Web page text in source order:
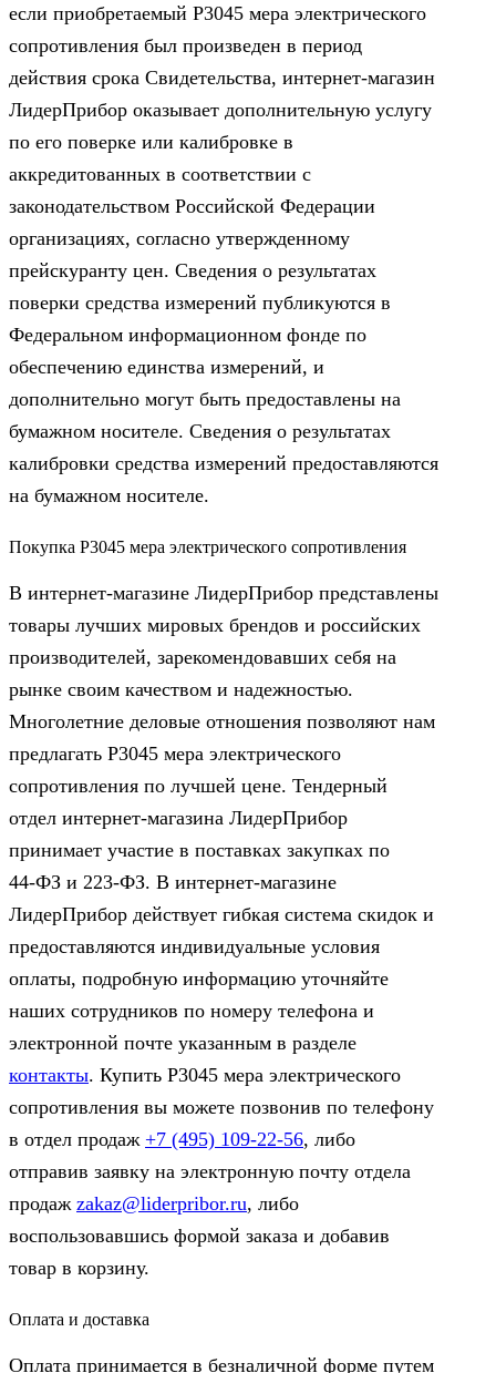
если приобретаемый Р3045 мера электрического
сопротивления был произведен в период
действия срока Свидетельства, интернет-магазин
ЛидерПрибор оказывает дополнительную услугу
по его поверке или калибровке в
аккредитованных в соответствии с
законодательством Российской Федерации
организациях, согласно утвержденному
прейскуранту цен. Сведения о результатах
поверки средства измерений публикуются в
Федеральном информационном фонде по
обеспечению единства измерений, и
дополнительно могут быть предоставлены на
бумажном носителе. Сведения о результатах
калибровки средства измерений предоставляются
на бумажном носителе.
Покупка Р3045 мера электрического сопротивления
В интернет-магазине ЛидерПрибор представлены
товары лучших мировых брендов и российских
производителей, зарекомендовавших себя на
рынке своим качеством и надежностью.
Многолетние деловые отношения позволяют нам
предлагать Р3045 мера электрического
сопротивления по лучшей цене. Тендерный
отдел интернет-магазина ЛидерПрибор
принимает участие в поставках закупках по
44‑ФЗ и 223‑ФЗ. В интернет-магазине
ЛидерПрибор действует гибкая система скидок и
предоставляются индивидуальные условия
оплаты, подробную информацию уточняйте
наших сотрудников по номеру телефона и
электронной почте указанным в разделе
контакты. Купить Р3045 мера электрического
сопротивления вы можете позвонив по телефону
в отдел продаж +7 (495) 109-22-56, либо
отправив заявку на электронную почту отдела
продаж zakaz@liderpribor.ru, либо
воспользовавшись формой заказа и добавив
товар в корзину.
Оплата и доставка
Оплата принимается в безналичной форме путем